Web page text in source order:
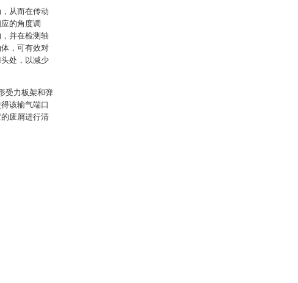
从而在传动
的角度调
并在检测轴
，可有效对
处，以减少
受力板架和弹
该输气端口
废屑进行清